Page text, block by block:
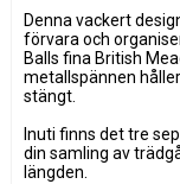
Denna vackert
förvara och
Balls fina British
metallspännen
stängt.
Inuti finns det tre
din samling av
längden.